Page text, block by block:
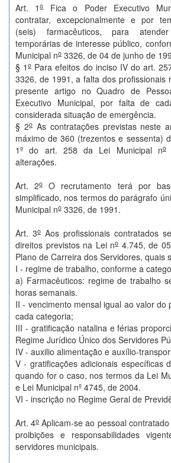
Art. 1oFica o Poder Executivo
contratar, excepcionalmente e por
(seis) farmacêuticos, para
temporárias de interesse público,
Municipal no 3326, de 04 de junho de
§ 1oPara efeitos do inciso IV do art.
3326, de 1991, a falta dos profissionais
presente artigo no Quadro de
Executivo Municipal, por falta de
considerada situação de emergência.
§ 2oAs contratações previstas neste
máximo de 360 (trezentos e sessenta)
1º do art. 258 da Lei Municipal no
alterações.
Art. 2oO recrutamento terá por
simplificado, nos termos do parágrafo
Municipal no 3326, de 1991.
Art. 3o Aos profissionais contratados
direitos previstos na Lei no4.745, de
Plano de Carreira dos Servidores, quais
I - regime de trabalho, conforme a
a) Farmacêuticos: regime de trabalho
horas semanais.
II - vencimento mensal igual ao valor do
cada categoria;
III - gratificação natalina e férias
Regime Jurídico Único dos Servidores
IV - auxilio alimentação e auxílio-
V - gratificações adicionais específicas
quando for o caso, nos termos da Lei
e Lei Municipal nº 4745, de 2004.
VI - inscrição no Regime Geral de
Art. 4oAplicam-se ao pessoal
proibições e responsabilidades
servidores municipais.